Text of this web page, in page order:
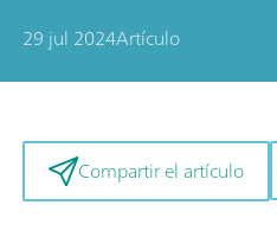
29 jul 2024Artículo
Compartir el artículo